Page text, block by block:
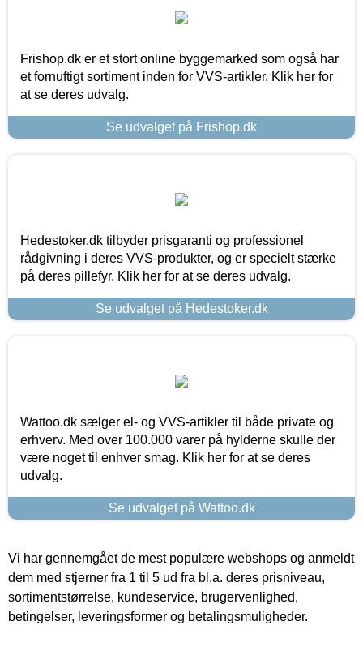
Frishop.dk er et stort online byggemarked som også har
et fornuftigt sortiment inden for VVS-artikler. Klik her for
at se deres udvalg.
Se udvalget på Frishop.dk
Hedestoker.dk tilbyder prisgaranti og professionel
rådgivning i deres VVS-produkter, og er specielt stærke
på deres pillefyr. Klik her for at se deres udvalg.
Se udvalget på Hedestoker.dk
Wattoo.dk sælger el- og VVS-artikler til både private og
erhverv. Med over 100.000 varer på hylderne skulle der
være noget til enhver smag. Klik her for at se deres
udvalg.
Se udvalget på Wattoo.dk
Vi har gennemgået de mest populære webshops og anmeldt
dem med stjerner fra 1 til 5 ud fra bl.a. deres prisniveau,
sortimentstørrelse, kundeservice, brugervenlighed,
betingelser, leveringsformer og betalingsmuligheder.